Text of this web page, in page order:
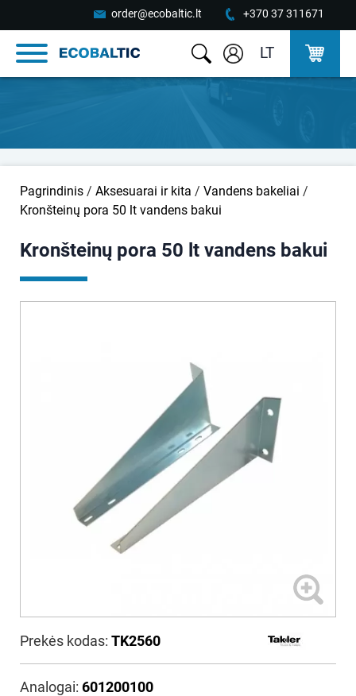
order@ecobaltic.lt +370 37 311671
LT
Pagrindinis / Aksesuarai ir kita / Vandens bakeliai /
Kronšteinų pora 50 lt vandens bakui
Kronšteinų pora 50 lt vandens bakui
Prekės kodas: TK2560
Analogai: 601200100